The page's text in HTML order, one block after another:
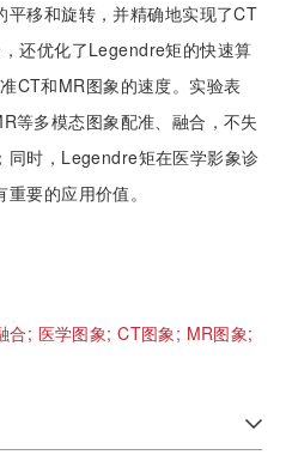
平移和旋转，并精确地实现了CT
还优化了Legendre矩的快速算
CT和MR图象的速度。实验表
等多模态图象配准、融合，不失
同时，Legendre矩在医学影象诊
要的应用价值。
合; 医学图象;CT图象; MR图象;